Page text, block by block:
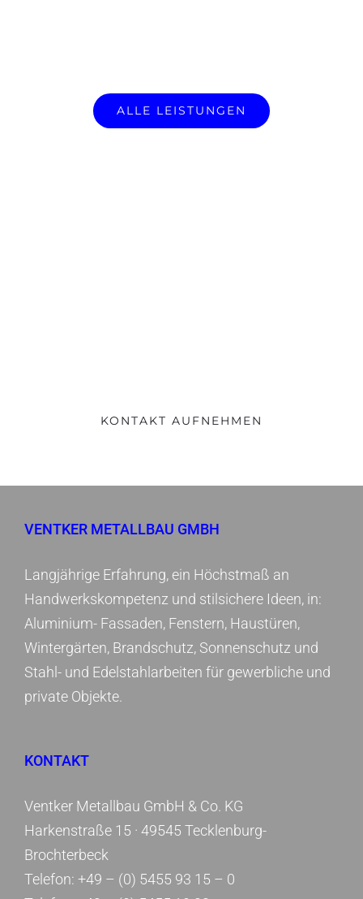
ALLE LEISTUNGEN
KONTAKT AUFNEHMEN
VENTKER METALLBAU GMBH
Langjährige Erfahrung, ein Höchstmaß an
Handwerkskompetenz und stilsichere Ideen, in:
Aluminium- Fassaden, Fenstern, Haustüren,
Wintergärten, Brandschutz, Sonnenschutz und
Stahl- und Edelstahlarbeiten für gewerbliche und
private Objekte.
KONTAKT
Ventker Metallbau GmbH & Co. KG
Harkenstraße 15 · 49545 Tecklenburg-
Brochterbeck
Telefon: +49 – (0) 5455 93 15 – 0